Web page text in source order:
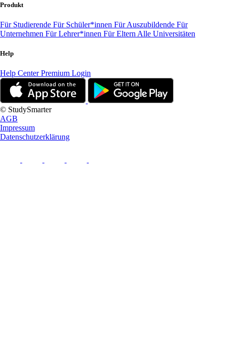
Produkt
Für Studierende Für Schüler*innen Für Auszubildende Für
Unternehmen Für Lehrer*innen Für Eltern Alle Universitäten
Help
Help CenterPremium Login
© StudySmarter
AGB
Impressum
Datenschutzerklärung